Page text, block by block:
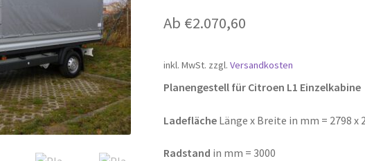
Ab €2.070,60
inkl. MwSt. zzgl. Versandkosten
Planengestell für Citroen L1 Einzelkabine
LadeflächeLänge x Breite in mm = 2798 x
Radstand in mm = 3000